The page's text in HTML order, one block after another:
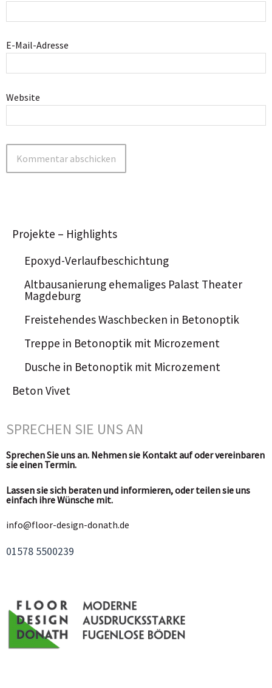
E-Mail-Adresse
Website
Projekte – Highlights
Epoxyd-Verlaufbeschichtung
Altbausanierung ehemaliges Palast Theater
Magdeburg
Freistehendes Waschbecken in Betonoptik
Treppe in Betonoptik mit Microzement
Dusche in Betonoptik mit Microzement
Beton Vivet
SPRECHEN SIE UNS AN
Sprechen Sie uns an. Nehmen sie Kontakt auf oder vereinbaren
sie einen Termin.
Lassen sie sich beraten und informieren, oder teilen sie uns
einfach ihre Wünsche mit.
info@floor-design-donath.de
01578 5500239